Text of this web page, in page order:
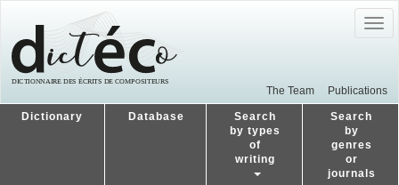
The Team Publications
Dictionary Database
Search
by types
of
writing
Search
by
genres
or
journals